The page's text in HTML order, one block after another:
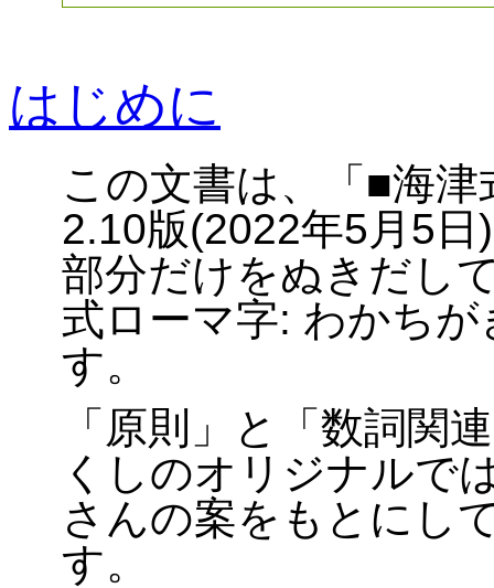
はじめに
この文書は、「■海
2.10版(2022年5月5
部分だけをぬきだし
式ローマ字: わかち
す。
「原則」と「数詞関
くしのオリジナルで
さんの案をもとにし
す。